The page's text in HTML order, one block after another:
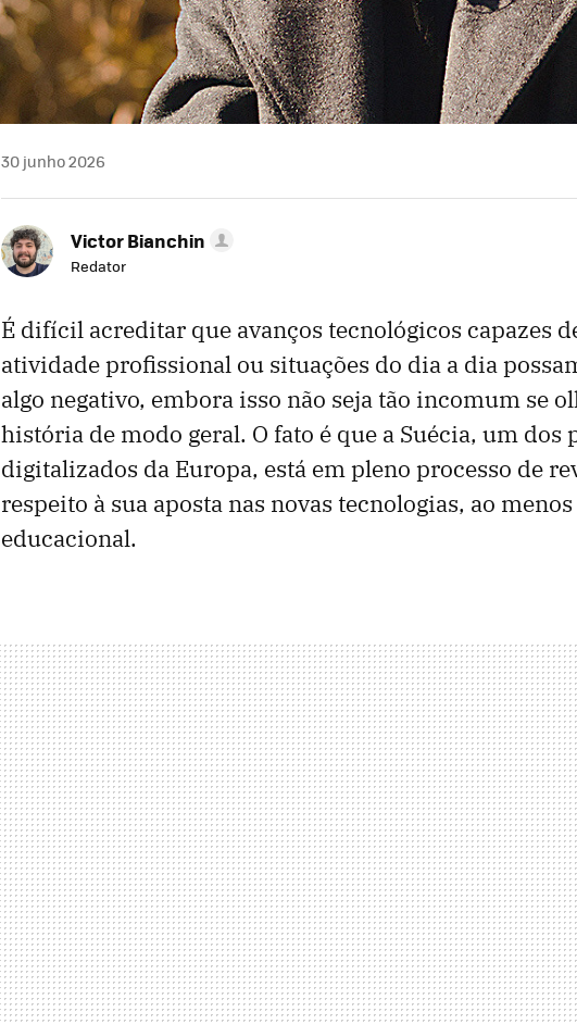
30 junho 2026
Victor Bianchin
Redator
É difícil acreditar que avanços tecnológicos capazes
atividade profissional ou situações do dia a dia
algo negativo, embora isso não seja tão incomum se
história de modo geral. O fato é que a Suécia, um dos
digitalizados da Europa, está em pleno processo de
respeito à sua aposta nas novas tecnologias, ao
educacional.